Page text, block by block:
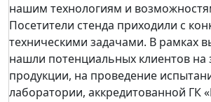
нашим технологиям и
Посетители стенда приходили с
техническими задачами. В рамках
нашли потенциальных клиентов на
продукции, на проведение
лаборатории, аккредитованной ГК